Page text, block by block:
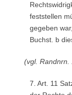
feststellen
gegeben
Buchst. b
(vgl. Randnrn.
7. Art. 11